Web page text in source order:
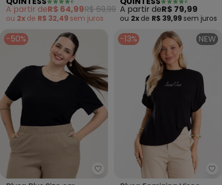
Mangas Curtas
A partir deR$ 64,99R$ 69,99
ou 2x de R$ 32,49 sem juros
Canelada
A partir deR$ 79,99
ou 2x de R$ 39,99 sem juros
-50%
Cativa - Blusa Plus Size em
-13% NEW